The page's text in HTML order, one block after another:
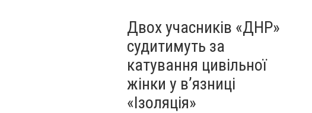
Двох учасників «ДНР»
судитимуть за
катування цивільної
жінки у в’язниці
«Ізоляція»